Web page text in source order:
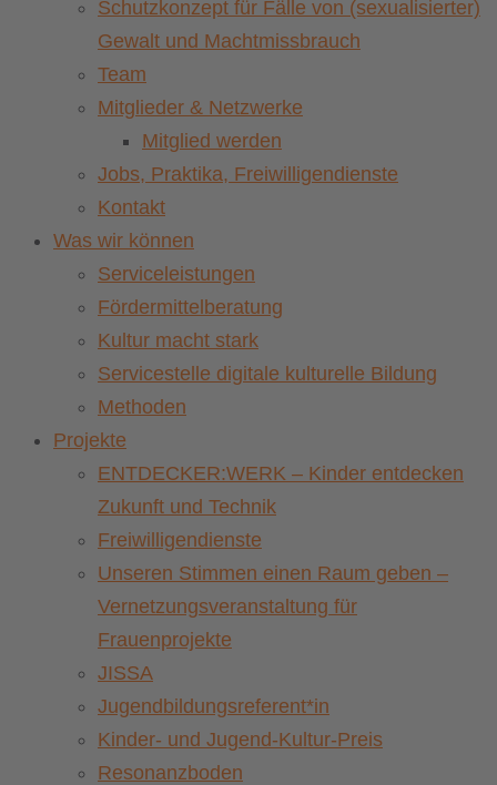
Schutzkonzept für Fälle von (sexualisierter)
Gewalt und Machtmissbrauch
Team
Mitglieder & Netzwerke
Mitglied werden
Jobs, Praktika, Freiwilligendienste
Kontakt
Was wir können
Serviceleistungen
Fördermittelberatung
Kultur macht stark
Servicestelle digitale kulturelle Bildung
Methoden
Projekte
ENTDECKER:WERK – Kinder entdecken
Zukunft und Technik
Freiwilligendienste
Unseren Stimmen einen Raum geben –
Vernetzungsveranstaltung für
Frauenprojekte
JISSA
Jugendbildungsreferent*in
Kinder- und Jugend-Kultur-Preis
Resonanzboden